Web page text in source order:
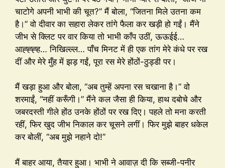
चाटोगे अपनी भाभी की चूत?” मैं बोला, “जितना मिले उतना कम
है।” वो दीवार का सहारा लेकर तांगे फैला कर खड़ी हो गईं। मैंने
जीभ से क्लिट पर वार किया तो भाभी काँप उठीं, ऊऊईई…
आह्ह्ह्ह… निखिल्ल्ल… पाँच मिनट में ही एक तांग मेरे कंधे पर रख
दीं और मेरे मुँह में झड़ गईं, पूरा रस मेरे होंठों-ठुड्डी पर।
मैं खड़ा हुआ और बोला, “अब तुम्हें अपना रस चखाना है।” वो
शरमाईं, “नहीं करूँगी।” मैंने कल जैसा ही किया, हाथ दबोचे और
जबरदस्ती गीले होंठ उनके होंठों पर रख दिए। पहले तो मना करती
रहीं, फिर खुद जीभ निकाल कर चूसने लगीं। फिर मुझे बाहर धकेल
कर बोलीं, “अब मुझे नहाने दो!”
मैं बाहर आया, तैयार हुआ। भाभी ने आवाज़ दी कि सब्जी-पनीर